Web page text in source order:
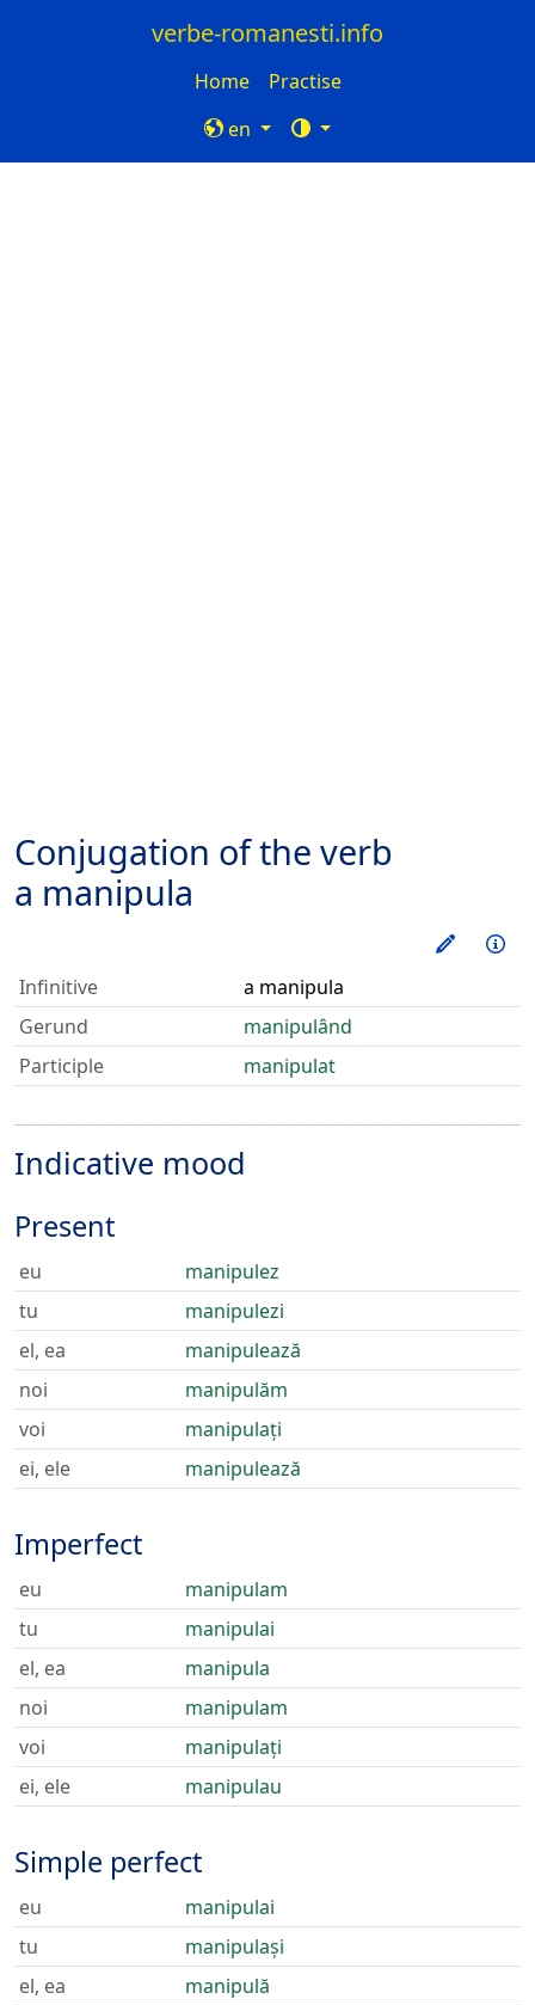
verbe-romanesti.info
Home
Practise
en
Conjugation of the verb
a manipula
Train
Infinitive
a manipula
Gerund
manipulând
Participle
manipulat
Indicative mood
Present
eu
manipulez
tu
manipulezi
el, ea
manipulează
noi
manipulăm
voi
manipulați
ei, ele
manipulează
Imperfect
eu
manipulam
tu
manipulai
el, ea
manipula
noi
manipulam
voi
manipulați
ei, ele
manipulau
Simple perfect
eu
manipulai
tu
manipulași
el, ea
manipulă